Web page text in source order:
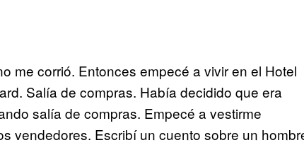
me corrió. Entonces empecé a vivir en el Hotel
Salía de compras. Había decidido que era
salía de compras. Empecé a vestirme
vendedores. Escribí un cuento sobre un